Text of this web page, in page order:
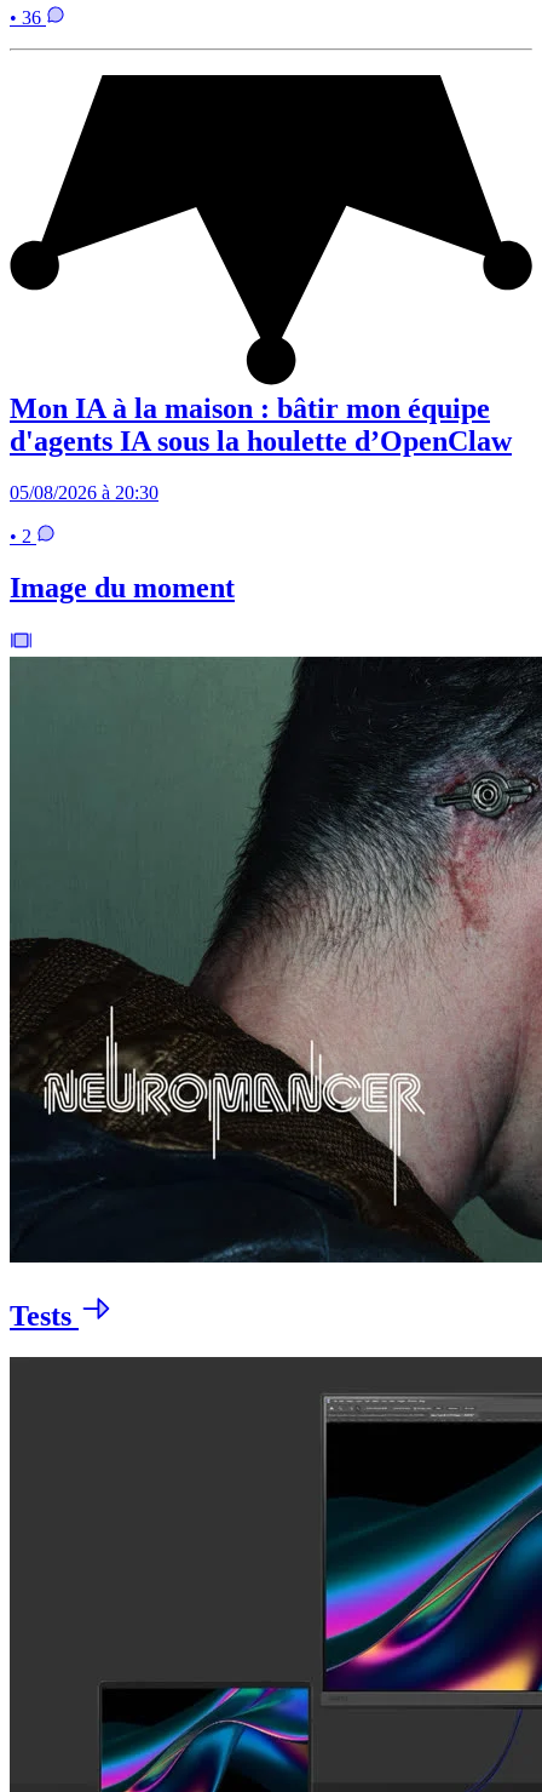
• 36
Mon IA à la maison : bâtir mon équipe
d'agents IA sous la houlette d’OpenClaw
05/08/2026 à 20:30
• 2
Image du moment
Tests